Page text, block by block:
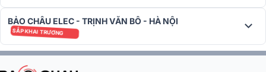
BẢO CHÂU ELEC - TRỊNH VĂN BÔ - HÀ NỘI
SẮP KHAI TRƯƠNG